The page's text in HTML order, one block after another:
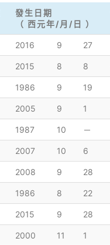
發生日期
（ 西元年/月/日 ）
2016 9 27
2015 8 8
1986 9 19
2005 9 1
1987 10 －
2007 10 6
2008 9 28
1986 8 22
2015 9 28
2000 11 1